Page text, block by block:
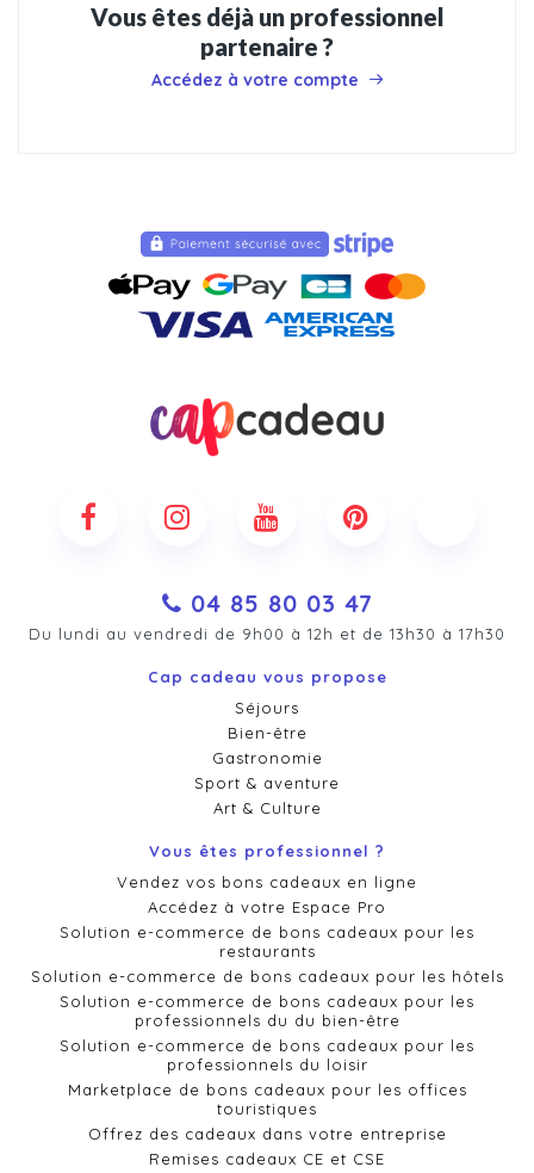
Vous êtes déjà un professionnel
partenaire ?
Accédez à votre compte
04 85 80 03 47
Du lundi au vendredi de 9h00 à 12h et de 13h30 à 17h30
Cap cadeau vous propose
Séjours
Bien-être
Gastronomie
Sport & aventure
Art & Culture
Vous êtes professionnel ?
Vendez vos bons cadeaux en ligne
Accédez à votre Espace Pro
Solution e-commerce de bons cadeaux pour les
restaurants
Solution e-commerce de bons cadeaux pour les hôtels
Solution e-commerce de bons cadeaux pour les
professionnels du du bien-être
Solution e-commerce de bons cadeaux pour les
professionnels du loisir
Marketplace de bons cadeaux pour les offices
touristiques
Offrez des cadeaux dans votre entreprise
Remises cadeaux CE et CSE